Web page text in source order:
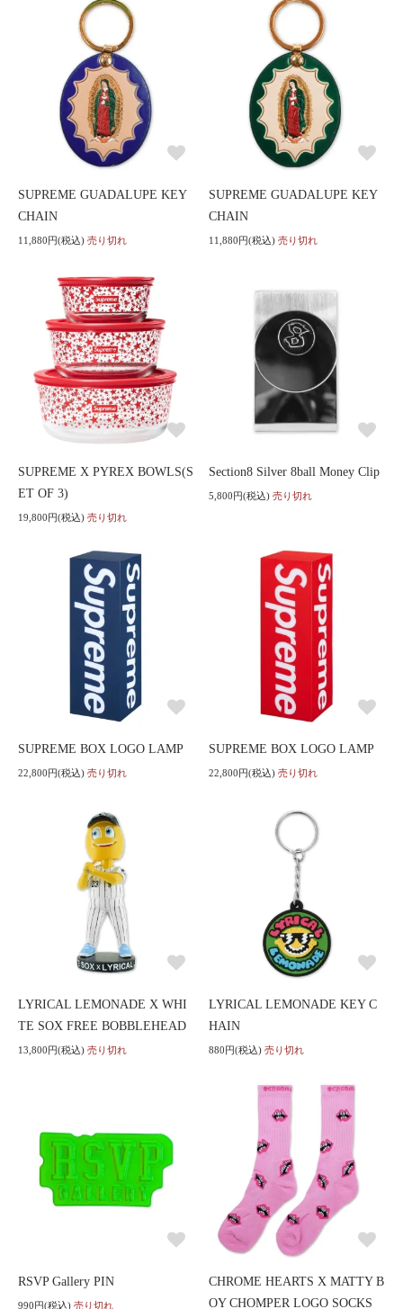
SUPREME GUADALUPE KEY
CHAIN
11,880円(税込) 売り切れ
SUPREME GUADALUPE KEY
CHAIN
11,880円(税込) 売り切れ
SUPREME X PYREX BOWLS(S
ET OF 3)
19,800円(税込) 売り切れ
Section8 Silver 8ball Money Clip
5,800円(税込) 売り切れ
SUPREME BOX LOGO LAMP
22,800円(税込) 売り切れ
SUPREME BOX LOGO LAMP
22,800円(税込) 売り切れ
LYRICAL LEMONADE X WHI
TE SOX FREE BOBBLEHEAD
13,800円(税込) 売り切れ
LYRICAL LEMONADE KEY C
HAIN
880円(税込) 売り切れ
RSVP Gallery PIN
990円(税込) 売り切れ
CHROME HEARTS X MATTY B
OY CHOMPER LOGO SOCKS